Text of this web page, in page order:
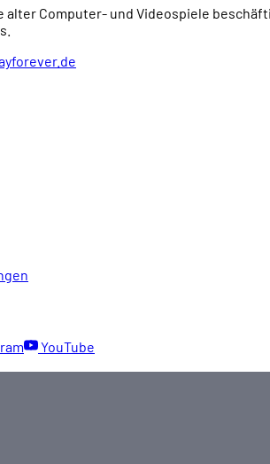
alter Computer- und Videospiele
YouTube